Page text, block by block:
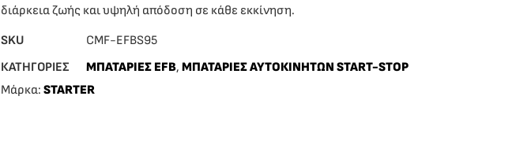
διάρκεια ζωής και υψηλή απόδοση σε κάθε εκκίνηση.
SKU
CMF-EFBS95
ΚΑΤΗΓΟΡΙΕΣ
ΜΠΑΤΑΡΙΕΣ EFB, ΜΠΑΤΑΡΙΕΣ ΑΥΤΟΚΙΝΗΤΩΝ START-STOP
Μάρκα: STARTER